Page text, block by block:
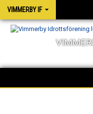
VIMMERBY IF